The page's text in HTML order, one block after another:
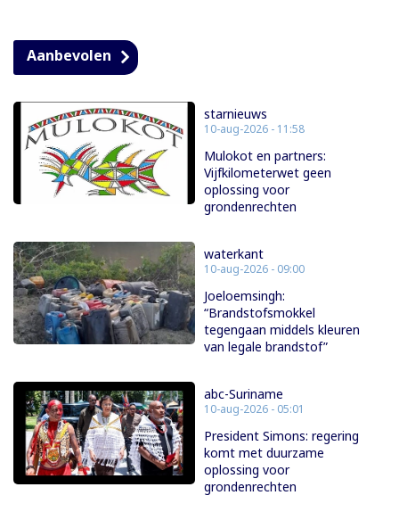
Aanbevolen
starnieuws
10-aug-2026 - 11:58
Mulokot en partners:
Vijfkilometerwet geen
oplossing voor
grondenrechten
waterkant
10-aug-2026 - 09:00
Joeloemsingh:
“Brandstofsmokkel
tegengaan middels kleuren
van legale brandstof”
abc-Suriname
10-aug-2026 - 05:01
President Simons: regering
komt met duurzame
oplossing voor
grondenrechten